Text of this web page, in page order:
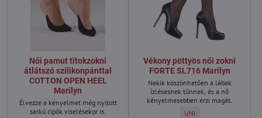
Női pamut titokzokni
átlátszó szilikonpánttal
COTTON OPEN HEEL
Marilyn
Élvezze a kényelmet még nyitott
sarkú cipők viselésekor is.
Vékony pöttyös női zokni
FORTE SL716 Marilyn
Nekik köszönhetően a lábak
ízlésesnek tűnnek, és a nő
kényelmesebben érzi magát.
Vékony pöttyös női zokni
UNI